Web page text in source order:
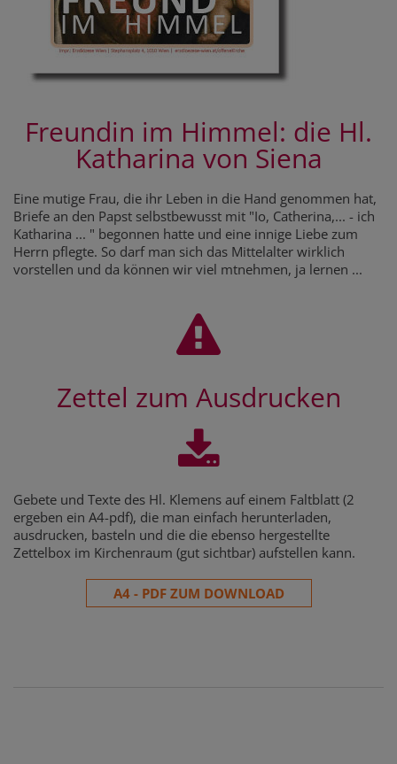
Freundin im Himmel: die Hl.
Katharina von Siena
Eine mutige Frau, die ihr Leben in die Hand genommen hat,
Briefe an den Papst selbstbewusst mit "Io, Catherina,... - ich
Katharina ... " begonnen hatte und eine innige Liebe zum
Herrn pflegte. So darf man sich das Mittelalter wirklich
vorstellen und da können wir viel mtnehmen, ja lernen ...
Zettel zum Ausdrucken
Gebete und Texte des Hl. Klemens auf einem Faltblatt (2
ergeben ein A4-pdf), die man einfach herunterladen,
ausdrucken, basteln und die die ebenso hergestellte
Zettelbox im Kirchenraum (gut sichtbar) aufstellen kann.
A4 - PDF ZUM DOWNLOAD